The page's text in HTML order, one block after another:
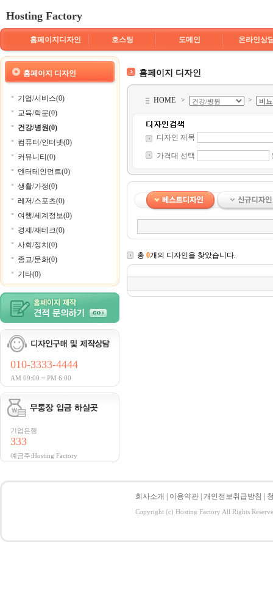
Hosting Factory
홈페이지디자인 호스팅 도메인 온라인상
홈페이지 디자인
기업/서비스(0)
교육/학문(0)
건강/병원(0)
컴퓨터/인터넷(0)
커뮤니티(0)
엔터테인먼트(0)
생활/가정(0)
레저/스포츠(0)
여행/세계정보(0)
경제/재테크(0)
사회/정치(0)
종교/문화(0)
기타(0)
010-3333-4444
AM 09:00 ~ PM 6:00
기업은행
333
예금주:Hosting Factory
홈페이지 디자인
HOME > >
디자인 제목
가격대 선택
총 0개의 디자인을 찾았습니다.
회사소개 이용약관 개인정보취급방침
Copyright (c) Hosting Factory All Rights